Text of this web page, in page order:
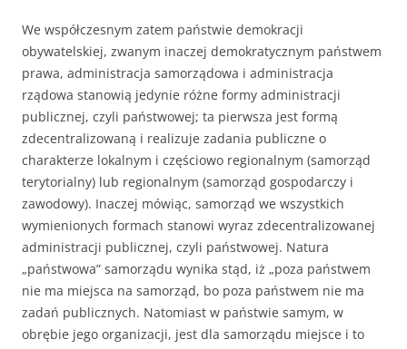
We współczesnym zatem państwie demokracji
obywatelskiej, zwanym inaczej demokratycznym państwem
prawa, administracja samorządowa i administracja
rządowa stanowią jedynie różne formy administracji
publicznej, czyli państwowej; ta pierwsza jest formą
zdecentralizowaną i realizuje zadania publiczne o
charakterze lokalnym i częściowo regionalnym (samorząd
terytorialny) lub regionalnym (samorząd gospodarczy i
zawodowy). Inaczej mówiąc, samorząd we wszystkich
wymienionych formach stanowi wyraz zdecentralizowanej
administracji publicznej, czyli państwowej. Natura
„państwowa” samorządu wynika stąd, iż „poza państwem
nie ma miejsca na samorząd, bo poza państwem nie ma
zadań publicznych. Natomiast w państwie samym, w
obrębie jego organizacji, jest dla samorządu miejsce i to